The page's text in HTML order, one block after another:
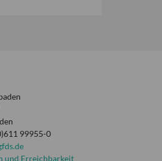
99955-0
und Erreichbarkeit